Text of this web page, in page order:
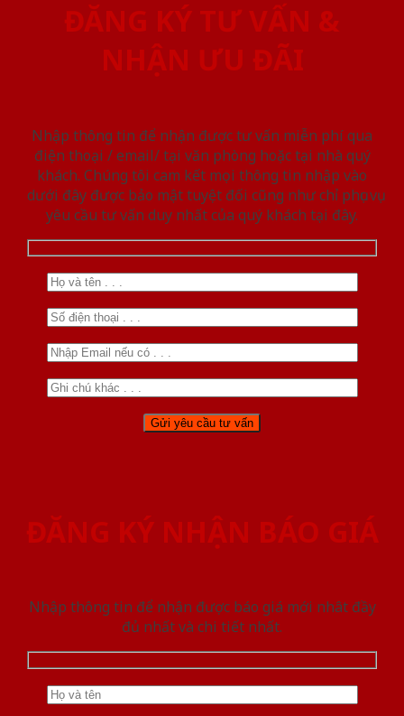
ĐĂNG KÝ TƯ VẤN &
NHẬN ƯU ĐÃI
Nhập thông tin để nhận được tư vấn miễn phí qua
điện thoại / email/ tại văn phòng hoặc tại nhà quý
khách. Chúng tôi cam kết mọi thông tin nhập vào
dưới đây được bảo mật tuyệt đối cũng như chỉ phục vụ
yêu cầu tư vấn duy nhất của quý khách tại đây.
ĐĂNG KÝ NHẬN BÁO GIÁ
Nhập thông tin để nhận được báo giá mới nhât đầy
đủ nhất và chi tiết nhất.